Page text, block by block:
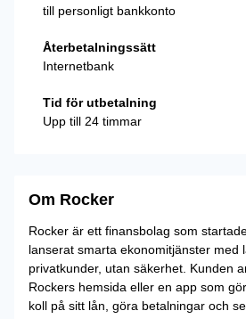
till personligt bankkonto
Återbetalningssätt
Internetbank
Tid för utbetalning
Upp till 24 timmar
Om Rocker
Rocker är ett finansbolag som
lanserat smarta ekonomitjänster med
privatkunder, utan säkerhet. Kunden
Rockers hemsida eller en app som
koll på sitt lån, göra betalningar och